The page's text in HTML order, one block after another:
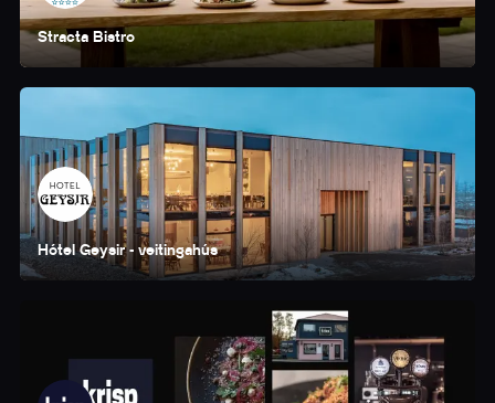
Stracta Bistro
Hótel Geysir - veitingahús